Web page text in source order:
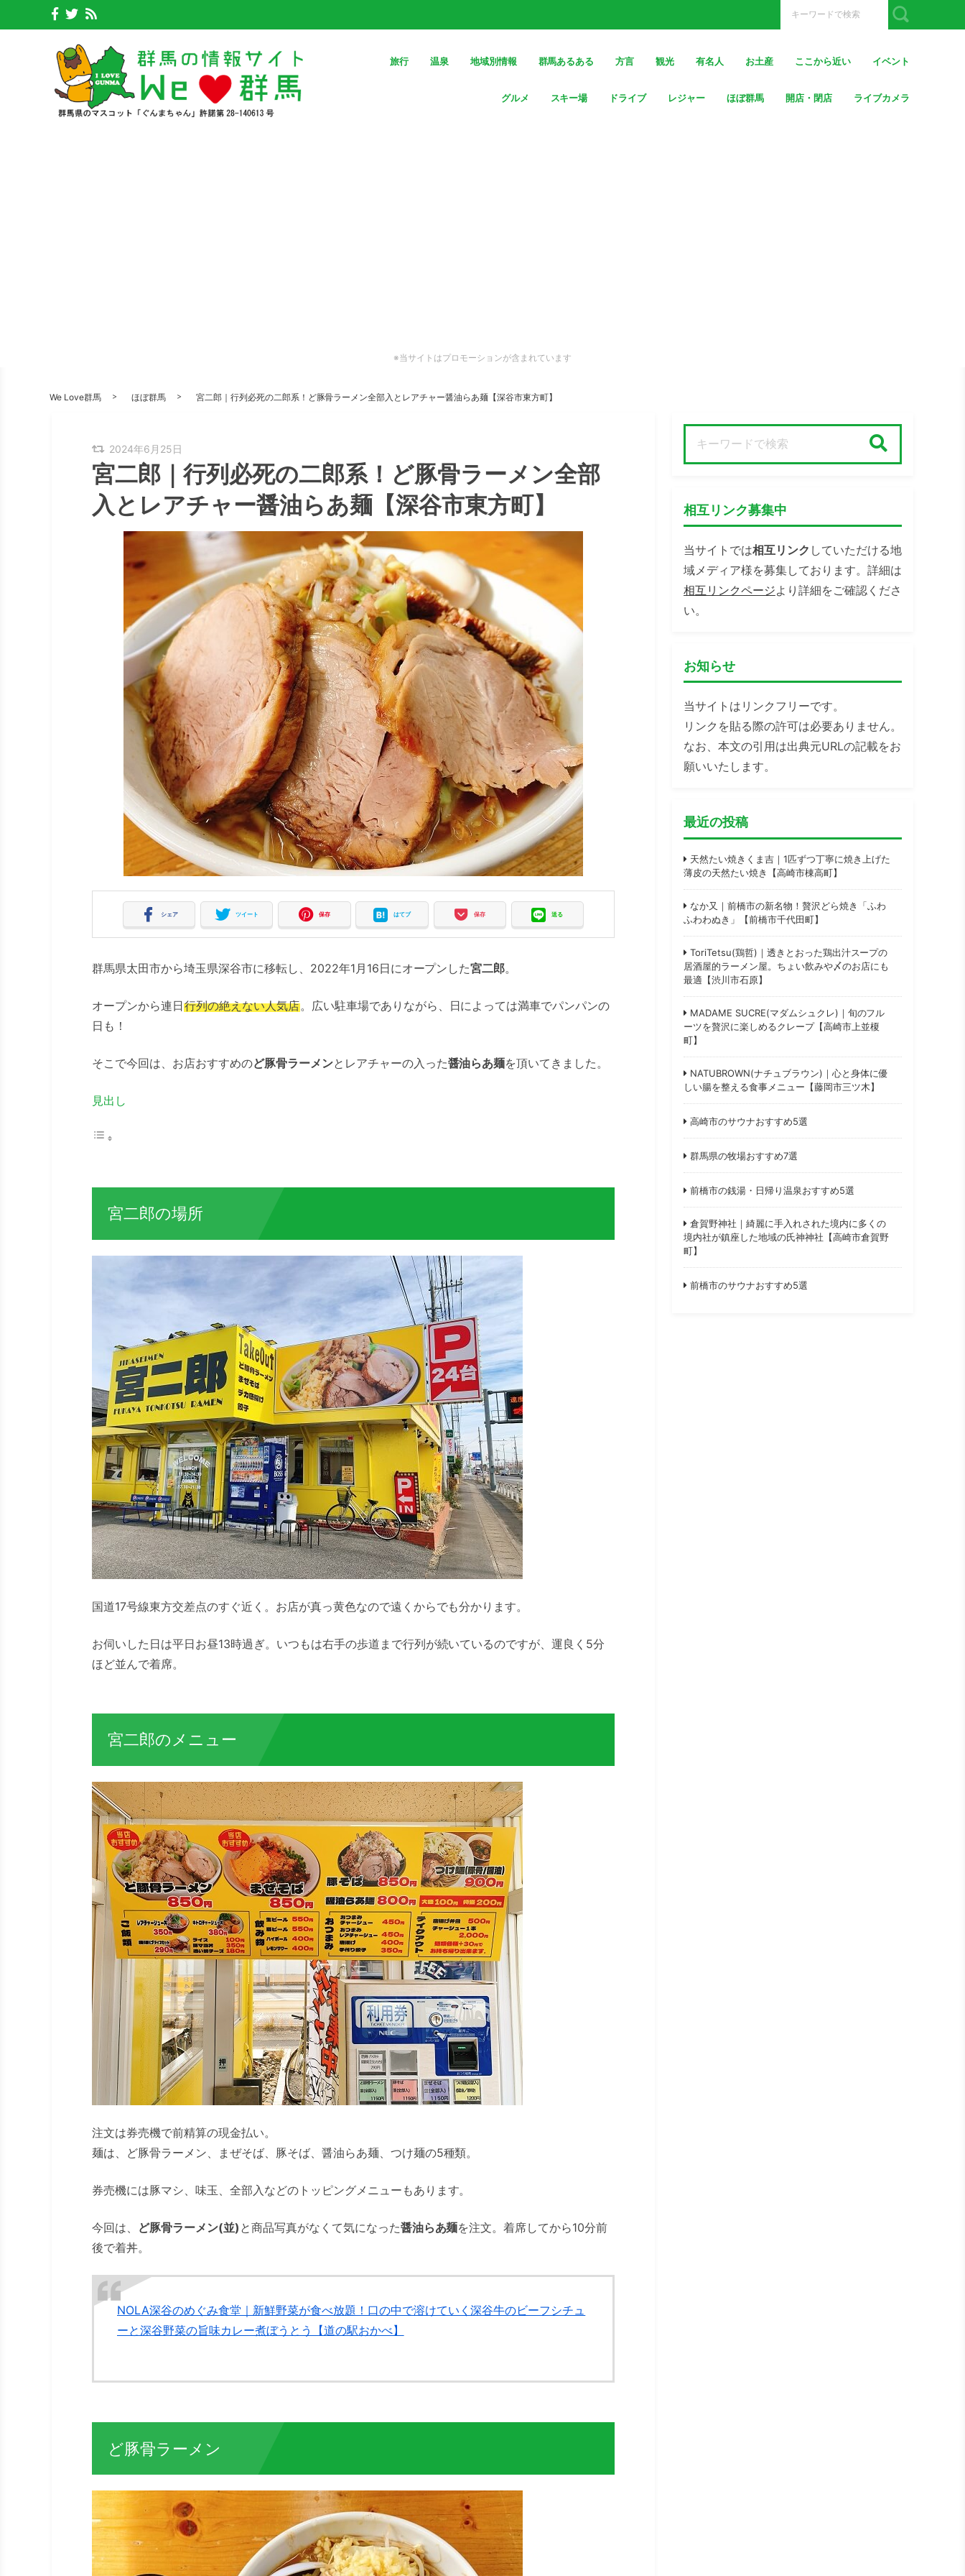
旅行 温泉 地域別情報 群馬あるある 方言 観光 有名人 お土産 ここから近い イベント
グルメ スキー場 ドライブ レジャー ほぼ群馬 開店・閉店 ライブカメラ
※当サイトはプロモーションが含まれています
We Love群馬 ほぼ群馬 宮二郎｜行列必死の二郎系！ど豚骨ラーメン全部入とレアチャー醤油らあ麺【深谷市東方町】
2024年6月25日
宮二郎｜行列必死の二郎系！ど豚骨ラーメン全部
入とレアチャー醤油らあ麺【深谷市東方町】
シェア ツイート 保存 はてブ 保存 送る
群馬県太田市から埼玉県深谷市に移転し、2022年1月16日にオープンした宮二郎。
オープンから連日行列の絶えない人気店。広い駐車場でありながら、日によっては満車でパンパンの
日も！
そこで今回は、お店おすすめのど豚骨ラーメンとレアチャーの入った醤油らあ麺を頂いてきました。
見出し
宮二郎の場所
国道17号線東方交差点のすぐ近く。お店が真っ黄色なので遠くからでも分かります。
お伺いした日は平日お昼13時過ぎ。いつもは右手の歩道まで行列が続いているのですが、運良く5分
ほど並んで着席。
宮二郎のメニュー
注文は券売機で前精算の現金払い。
麺は、ど豚骨ラーメン、まぜそば、豚そば、醤油らあ麺、つけ麺の5種類。
券売機には豚マシ、味玉、全部入などのトッピングメニューもあります。
今回は、 ど豚骨ラーメン(並) と商品写真がなくて気になった醤油らあ麺を注文。着席してから10分前
後で着丼。
NOLA深谷のめぐみ食堂｜新鮮野菜が食べ放題！口の中で溶けていく深谷牛のビーフシチュ
ーと深谷野菜の旨味カレー煮ぼうとう【道の駅おかべ】
ど豚骨ラーメン
相互リンク募集中
当サイトでは相互リンク していただける地
域メディア様を募集しております。詳細は
相互リンクページより詳細をご確認くださ
い。
お知らせ
当サイトはリンクフリーです。
リンクを貼る際の許可は必要ありません。
なお、本文の引用は出典元URLの記載をお
願いいたします。
最近の投稿
天然たい焼きくま吉｜1匹ずつ丁寧に焼き上げた
薄皮の天然たい焼き【高崎市棟高町】
なか又｜前橋市の新名物！贅沢どら焼き「ふわ
ふわわぬき」【前橋市千代田町】
ToriTetsu(鶏哲)｜透きとおった鶏出汁スープの
居酒屋的ラーメン屋。ちょい飲みや〆のお店にも
最適【渋川市石原】
MADAME SUCRE(マダムシュクレ)｜旬のフル
ーツを贅沢に楽しめるクレープ【高崎市上並榎
町】
NATUBROWN(ナチュブラウン)｜心と身体に優
しい腸を整える食事メニュー【藤岡市三ツ木】
高崎市のサウナおすすめ5選
群馬県の牧場おすすめ7選
前橋市の銭湯・日帰り温泉おすすめ5選
倉賀野神社｜綺麗に手入れされた境内に多くの
境内社が鎮座した地域の氏神神社【高崎市倉賀野
町】
前橋市のサウナおすすめ5選